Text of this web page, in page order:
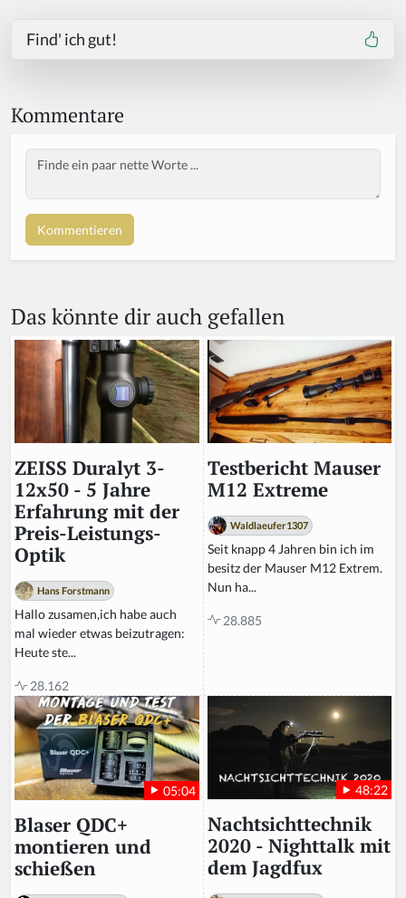
Find' ich gut!
Kommentare
Body
Das könnte dir auch gefallen
ZEISS Duralyt 3-
12x50 - 5 Jahre
Erfahrung mit der
Preis-Leistungs-
Optik
Hans Forstmann
Hallo zusamen,ich habe auch
mal wieder etwas beizutragen:
Heute ste...
28.162
Testbericht Mauser
M12 Extreme
Waldlaeufer1307
Seit knapp 4 Jahren bin ich im
besitz der Mauser M12 Extrem.
Nun ha...
28.885
05:04
Blaser QDC+
montieren und
schießen
48:22
Nachtsichttechnik
2020 - Nighttalk mit
dem Jagdfux